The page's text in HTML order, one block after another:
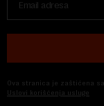
Ova stranica je zaštićena
Uslovi korišćenja usluge